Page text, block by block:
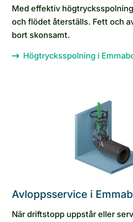
Med effektiv
och flödet återställs. Fett och
bort skonsamt.
Högtrycksspolning i
Avloppsservice i
När driftstopp uppstår eller